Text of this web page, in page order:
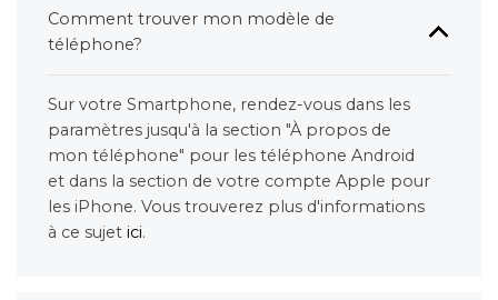
Comment trouver mon modèle de
téléphone?
Sur votre Smartphone, rendez-vous dans les
paramètres jusqu'à la section "À propos de
mon téléphone" pour les téléphone Android
et dans la section de votre compte Apple pour
les iPhone. Vous trouverez plus d'informations
à ce sujet ici.